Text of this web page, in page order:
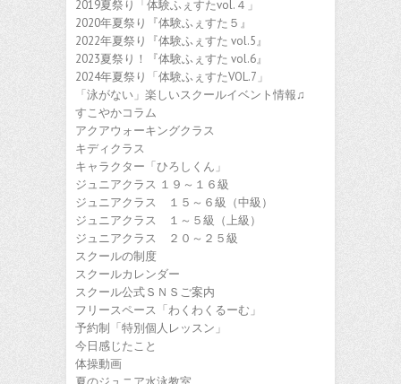
2019夏祭り「体験ふぇすたvol.４」
2020年夏祭り『体験ふぇすた５』
2022年夏祭り『体験ふぇすた vol.5』
2023夏祭り！『体験ふぇすた vol.6』
2024年夏祭り「体験ふぇすたVOL.7」
「泳がない」楽しいスクールイベント情報♫
すこやかコラム
アクアウォーキングクラス
キディクラス
キャラクター「ひろしくん」
ジュニアクラス １９～１６級
ジュニアクラス １５～６級（中級）
ジュニアクラス １～５級（上級）
ジュニアクラス ２０～２５級
スクールの制度
スクールカレンダー
スクール公式ＳＮＳご案内
フリースペース「わくわくるーむ」
予約制「特別個人レッスン」
今日感じたこと
体操動画